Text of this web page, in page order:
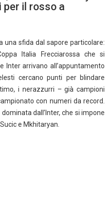
per il rosso a
una sfida dal sapore particolare:
Italia Frecciarossa che si
Inter arrivano all’appuntamento
cercano punti per blindare
i nerazzurri – già campioni
con numeri da record.
dall’Inter, che si impone
e Mkhitaryan.